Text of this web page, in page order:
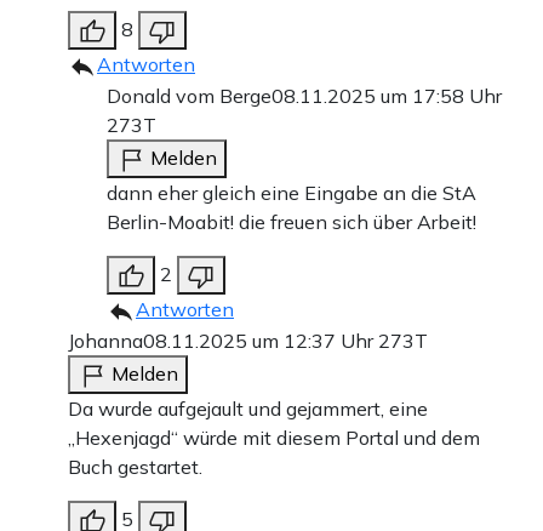
8
Antworten
Donald vom Berge08.11.2025 um 17:58 Uhr
273T
Melden
dann eher gleich eine Eingabe an die StA
Berlin-Moabit! die freuen sich über Arbeit!
2
Antworten
Johanna08.11.2025 um 12:37 Uhr 273T
Melden
Da wurde aufgejault und gejammert, eine
„Hexenjagd“ würde mit diesem Portal und dem
Buch gestartet.
5